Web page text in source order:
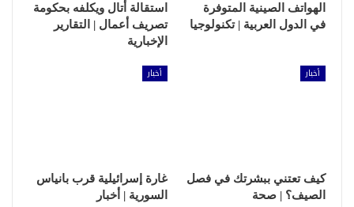
الهواتف الصينية المتوفرة
في الدول العربية | تكنولوجيا
استقالة أتال ويكلفه بحكومة
تصريف أعمال | التقارير
الإخبارية
أخبار
كيف تعتني ببشرتك في فصل
الصيف؟ | صحة
أخبار
غارة إسرائيلية قرب بانياس
السورية | أخبار